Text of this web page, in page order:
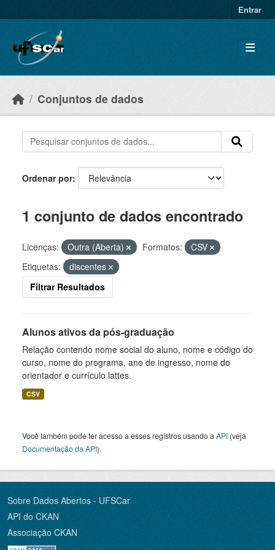
Entrar
Conjuntos de dados
Ordenar por
1 conjunto de dados encontrado
Licenças: Outra (Aberta) Formatos:
CSV
Etiquetas:
discentes
Filtrar Resultados
Alunos ativos da pós-graduação
Relação contendo nome social do aluno, nome e código do
curso, nome do programa, ano de ingresso, nome do
orientador e currículo lattes.
CSV
Você também pode ter acesso a esses registros usando a API (veja
Documentação da API).
Sobre Dados Abertos - UFSCar
API do CKAN
Associação CKAN